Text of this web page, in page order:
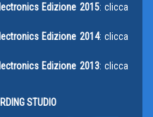
Edizione 2015: clicca
Edizione 2014: clicca
Edizione 2013: clicca
STUDIO